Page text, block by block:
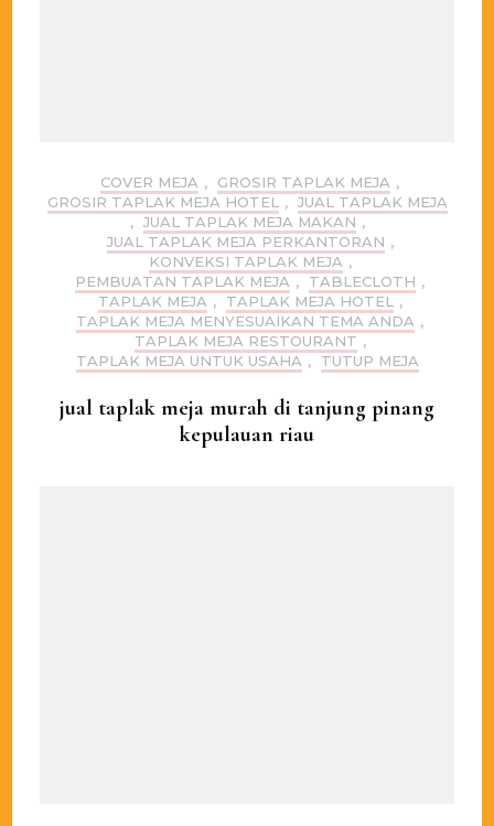
COVER MEJA , GROSIR TAPLAK MEJA ,
GROSIR TAPLAK MEJA HOTEL
, JUAL TAPLAK MEJA
, JUAL TAPLAK MEJA MAKAN ,
JUAL TAPLAK MEJA PERKANTORAN ,
KONVEKSI TAPLAK MEJA ,
PEMBUATAN TAPLAK MEJA , TABLECLOTH ,
TAPLAK MEJA , TAPLAK MEJA HOTEL
,
TAPLAK MEJA MENYESUAIKAN TEMA ANDA ,
TAPLAK MEJA RESTOURANT ,
TAPLAK MEJA UNTUK USAHA , TUTUP MEJA
jual taplak meja murah di tanjung pinang
kepulauan riau